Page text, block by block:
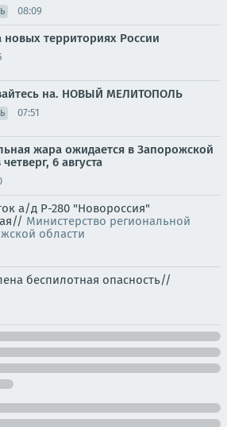
08:09
новых территориях России
на. НОВЫЙ МЕЛИТОПОЛЬ
07:51
жара ожидается в Запорожской
6 августа
а/д Р-280 "Новороссия"
Министерство региональной
области
беспилотная опасность//